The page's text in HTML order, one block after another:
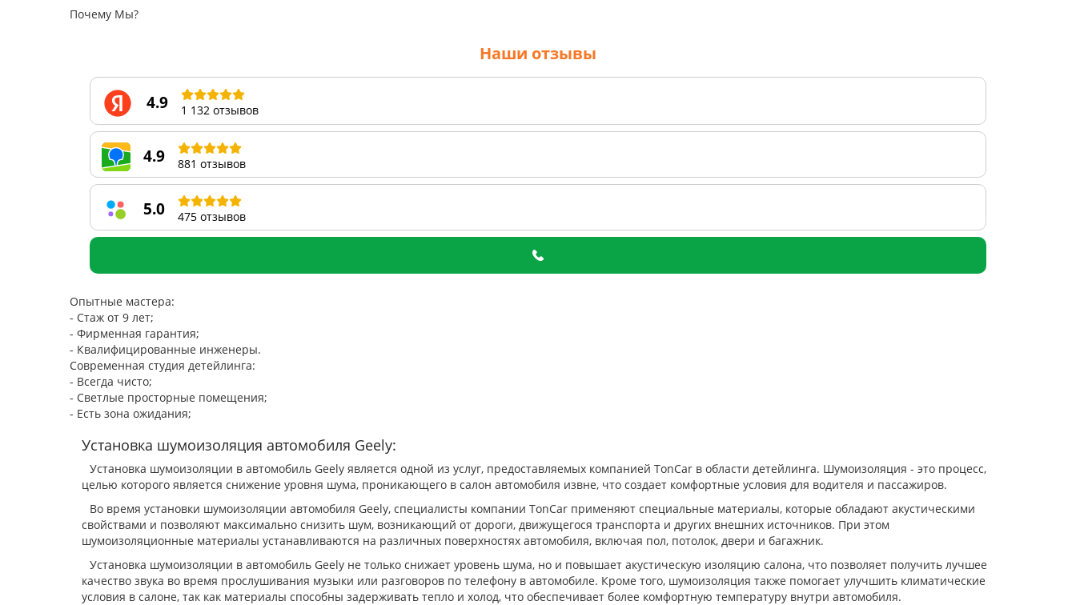
Почему Мы?
Наши отзывы
4.9 1 132 отзывов
4.9 881 отзывов
5.0 475 отзывов
Опытные мастера:
- Стаж от 9 лет;
- Фирменная гарантия;
- Квалифицированные инженеры.
Современная студия детейлинга:
- Всегда чисто;
- Светлые просторные помещения;
- Есть зона ожидания;
Установка шумоизоляция автомобиля Geely:
Установка шумоизоляции в автомобиль Geely является одной из услуг, предоставляемых компанией TonCar в области детейлинга. Шумоизоляция - это процесс,
целью которого является снижение уровня шума, проникающего в салон автомобиля извне, что создает комфортные условия для водителя и пассажиров.
Во время установки шумоизоляции автомобиля Geely, специалисты компании TonCar применяют специальные материалы, которые обладают акустическими
свойствами и позволяют максимально снизить шум, возникающий от дороги, движущегося транспорта и других внешних источников. При этом
шумоизоляционные материалы устанавливаются на различных поверхностях автомобиля, включая пол, потолок, двери и багажник.
Установка шумоизоляции в автомобиль Geely не только снижает уровень шума, но и повышает акустическую изоляцию салона, что позволяет получить лучшее
качество звука во время прослушивания музыки или разговоров по телефону в автомобиле. Кроме того, шумоизоляция также помогает улучшить климатические
условия в салоне, так как материалы способны задерживать тепло и холод, что обеспечивает более комфортную температуру внутри автомобиля.